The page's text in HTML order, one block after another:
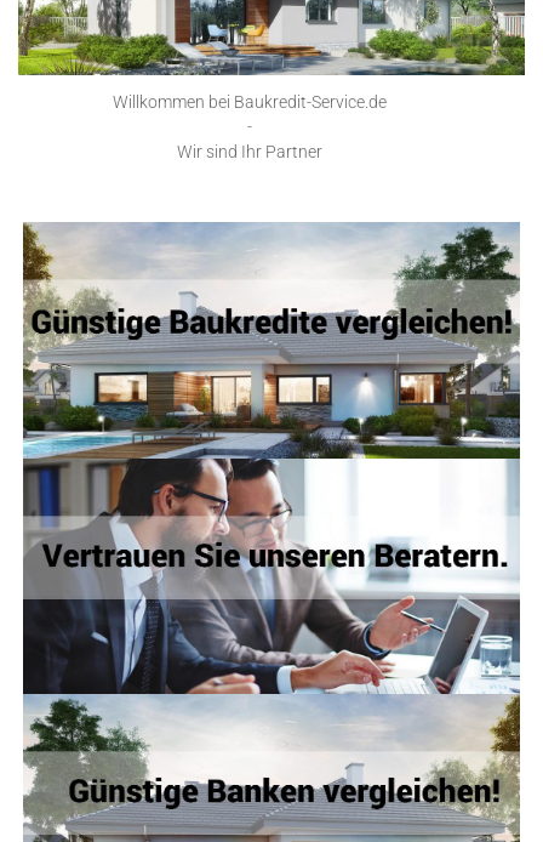
Willkommen bei Baukredit-Service.de
-
Wir sind Ihr Partner